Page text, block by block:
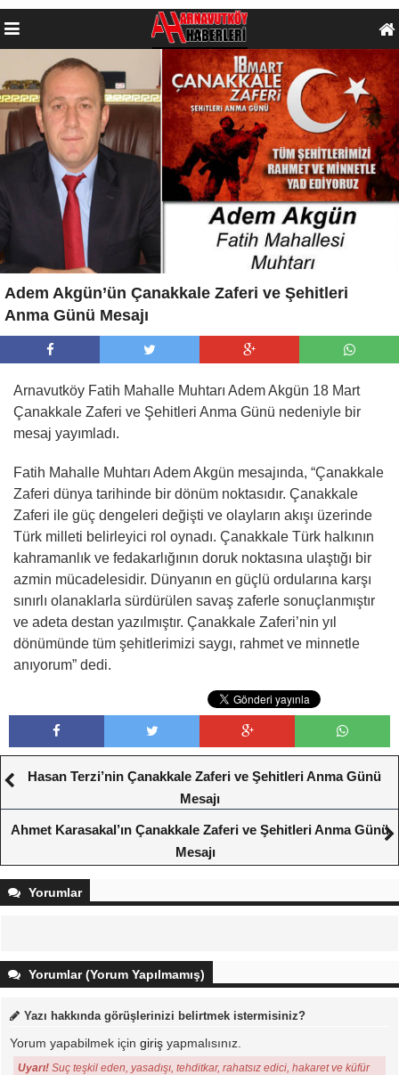
Adem Akgün’ün Çanakkale Zaferi ve Şehitleri
Anma Günü Mesajı
Arnavutköy Fatih Mahalle Muhtarı Adem Akgün 18 Mart
Çanakkale Zaferi ve Şehitleri Anma Günü nedeniyle bir
mesaj yayımladı.
Fatih Mahalle Muhtarı Adem Akgün mesajında, “Çanakkale
Zaferi dünya tarihinde bir dönüm noktasıdır. Çanakkale
Zaferi ile güç dengeleri değişti ve olayların akışı üzerinde
Türk milleti belirleyici rol oynadı. Çanakkale Türk halkının
kahramanlık ve fedakarlığının doruk noktasına ulaştığı bir
azmin mücadelesidir. Dünyanın en güçlü ordularına karşı
sınırlı olanaklarla sürdürülen savaş zaferle sonuçlanmıştır
ve adeta destan yazılmıştır. Çanakkale Zaferi’nin yıl
dönümünde tüm şehitlerimizi saygı, rahmet ve minnetle
anıyorum” dedi.
Hasan Terzi’nin Çanakkale Zaferi ve Şehitleri Anma Günü
Mesajı
Ahmet Karasakal’ın Çanakkale Zaferi ve Şehitleri Anma Günü
Mesajı
Yorumlar
Yorumlar (Yorum Yapılmamış)
Yazı hakkında görüşlerinizi belirtmek istermisiniz?
Yorum yapabilmek için giriş yapmalısınız.
Uyarı! Suç teşkil eden, yasadışı, tehditkar, rahatsız edici, hakaret ve küfür